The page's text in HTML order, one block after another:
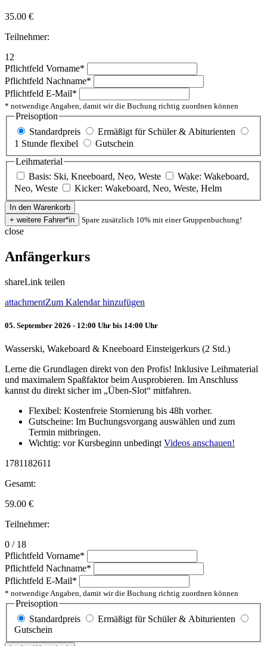
35.00 €
Teilnehmer:
12
Pflichtfeld Vorname*
Pflichtfeld Nachname*
Pflichtfeld E-Mail*
* notwendige Angaben, damit wir die Buchung richtig zuordnen können
Preisoption
Standardpreis
Ermäßigt für Schüler & Abiturienten
1 Stunde flexibel
Gutschein
Leihmaterial
Basis: Ski, Kneeboard, Neo, Weste
Wake: Wakeboard,
Neo, Weste
Kicker: Wakeboard, Neo, Weste, Helm
Spare zusätzlich 10% mit einer Gruppenbuchung!
close
Anfängerkurs
shareLink teilen
attachmentZum Kalendar hinzufügen
05. September 2026 - 12:00 Uhr bis 14:00 Uhr
Wasserski, Wakeboard & Kneeboard Einsteigerkurs (2 Std.)
Lerne die Grundlagen direkt von den Profis! Inklusive Leihmaterial
und maximalem Spaßfaktor beim Ausprobieren. Im Anschluss
kannst du direkt sicher im „Üben-Slot“ mitfahren.
Flexibel: Kostenfreie Stornierung bis 48h vorher.
Gutscheine: Im Buchungsvorgang auswählen und zum
Termin mitbringen.
Wichtig: vor Kursbeginn unbedingt Videos anschauen!
1781182611
Gesamt:
59.00 €
Teilnehmer:
0 / 18
Pflichtfeld Vorname*
Pflichtfeld Nachname*
Pflichtfeld E-Mail*
* notwendige Angaben, damit wir die Buchung richtig zuordnen können
Preisoption
Standardpreis
Ermäßigt für Schüler & Abiturienten
Gutschein